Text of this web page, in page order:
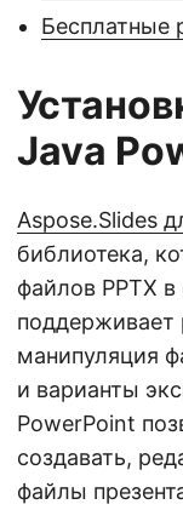
Бесплатные
Java
Aspose.Slides
библиотека,
файлов PPTX
поддерживает
манипуляция
и варианты
PowerPoint
создавать,
файлы